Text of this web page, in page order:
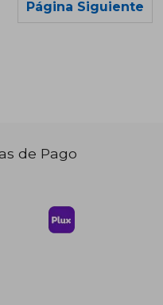
Página Siguiente
de Pago